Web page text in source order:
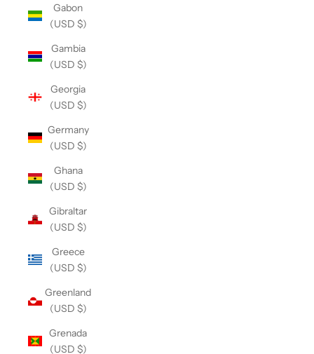
Gabon
(USD $)
Gambia
(USD $)
Georgia
(USD $)
Germany
(USD $)
Ghana
(USD $)
Gibraltar
(USD $)
Greece
(USD $)
Greenland
(USD $)
Grenada
(USD $)